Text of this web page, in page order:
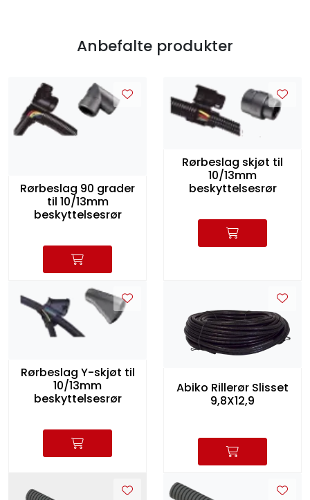
Anbefalte produkter
Rørbeslag 90 grader
til 10/13mm
beskyttelsesrør
Rørbeslag skjøt til
10/13mm
beskyttelsesrør
Rørbeslag Y-skjøt til
10/13mm
beskyttelsesrør
Abiko Rillerør Slisset
9,8X12,9